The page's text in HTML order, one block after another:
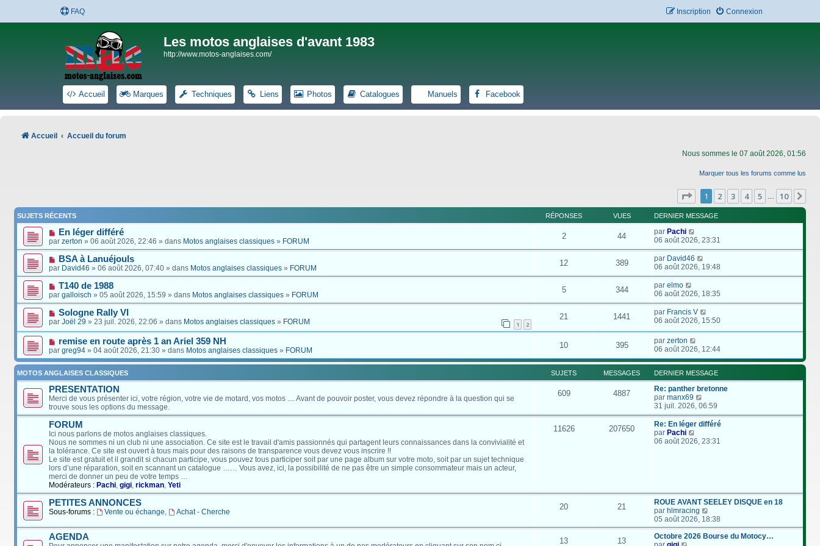
FAQ Connexion
Inscription
Les motos anglaises d'avant 1983
http://www.motos-anglaises.com/
Accueil Marques Techniques Liens Photos Catalogues Manuels Facebook
Accueil Accueil du forum
Nous sommes le 07 août 2026, 01:56
Marquer tous les forums comme lus
Page 1sur10
1 2 3 4 5 10
SUJETS RÉCENTS RÉPONSES VUES DERNIER MESSAGE
En léger différé
par zerton » 06 août 2026, 22:46 » dans Motos anglaises classiques » FORUM
2 44 par Pachi
06 août 2026, 23:31
BSA à Lanuéjouls
par David46 » 06 août 2026, 07:40 » dans Motos anglaises classiques » FORUM
12 389 par David46
06 août 2026, 19:48
T140 de 1988
par galloisch » 05 août 2026, 15:59 » dans Motos anglaises classiques » FORUM
5 344 par elmo
06 août 2026, 18:35
Sologne Rally VI
1 2
par Joël 29 » 23 juil. 2026, 22:06 » dans Motos anglaises classiques » FORUM
21 1441 par Francis V
06 août 2026, 15:50
remise en route après 1 an Ariel 359 NH
par greg94 » 04 août 2026, 21:30 » dans Motos anglaises classiques » FORUM
10 395 par zerton
06 août 2026, 12:44
MOTOS ANGLAISES CLASSIQUES SUJETS MESSAGES DERNIER MESSAGE
PRESENTATION
Merci de vous présenter ici, votre région, votre vie de motard, vos motos .... Avant de pouvoir poster, vous devez répondre à la question qui se
trouve sous les options du message.
609 4887
Re: panther bretonne
par manx69
o
n
s
l
e
r
n
e
31 juil. 2026, 06:59
FORUM
Ici nous parlons de motos anglaises classiques.
Nous ne sommes ni un club ni une association. Ce site est le travail d'amis passionnés qui partagent leurs connaissances dans la convivialité et
la tolérance. Ce site est ouvert à tous mais pour des raisons de transparence vous devez vous inscrire !!
Le site est gratuit et il grandit si chacun participe, vous pouvez tous participer soit par une page album sur votre moto, soit par un sujet technique
lors d’une réparation, soit en scannant un catalogue …… Vous avez, ici, la possibilité de ne pas être un simple consommateur mais un acteur,
merci de donner un peu de votre temps …
Modérateurs : Pachi, gigi, rickman, Yeti
11626 207650
Re: En léger différé
par Pachi
o
e
r
l
e
d
e
06 août 2026, 23:31
PETITES ANNONCES
Sous-forums : Vente ou échange, Achat - Cherche
20 21
ROUE AVANT SEELEY DISQUE en 18
par hlmracing
o
n
s
05 août 2026, 18:38
AGENDA 13 13
Octobre 2026 Bourse du Motocy…